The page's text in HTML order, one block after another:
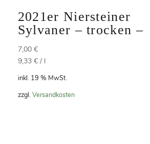
2021er Niersteiner
Sylvaner – trocken –
7,00 €
9,33 €/ l
inkl. 19 % MwSt.
zzgl. Versandkosten